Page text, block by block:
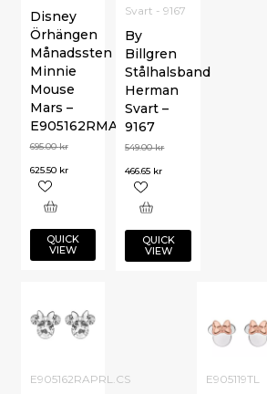
Disney
Örhängen
Månadssten
Minnie
Mouse
Mars –
E905162RMARL
695.00kr
625.50 kr
QUICK
VIEW
Svart - 9167
By
Billgren
Stålhalsband
Herman
Svart –
9167
549.00kr
466.65 kr
QUICK
VIEW
E905162RAPRL.CS E905119TL